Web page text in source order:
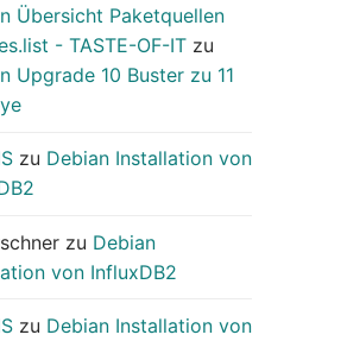
Übersicht Paketquellen
- TASTE-OF-IT zu
Upgrade 10 Buster zu 11
zu Debian Installation von
zu Debian
von InfluxDB2
zu Debian Installation von